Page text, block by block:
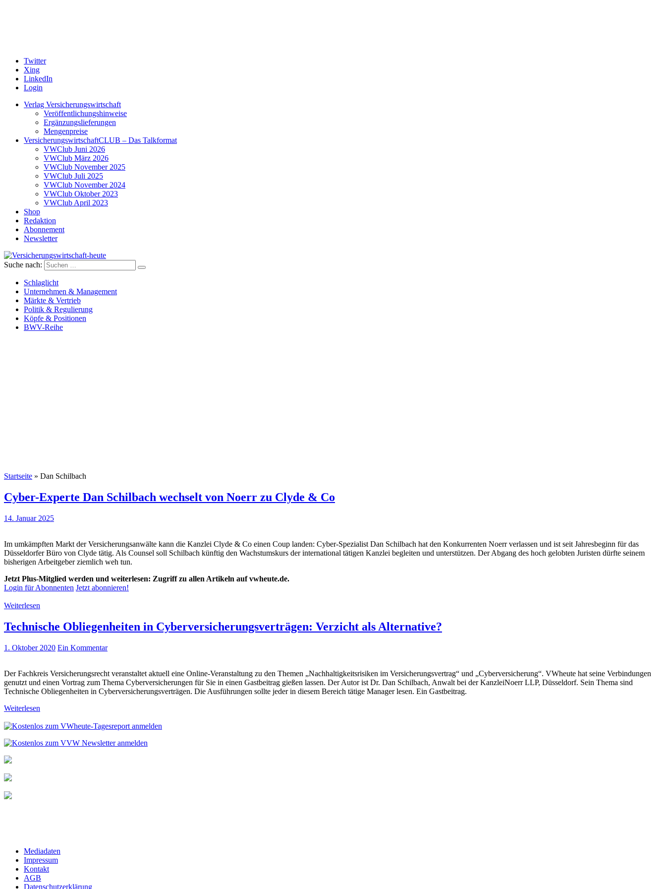
Twitter
Xing
LinkedIn
Login
Verlag Versicherungswirtschaft
Veröffentlichungshinweise
Ergänzungslieferungen
Mengenpreise
VersicherungswirtschaftCLUB – Das Talkformat
VWClub Juni 2026
VWClub März 2026
VWClub November 2025
VWClub Juli 2025
VWClub November 2024
VWClub Oktober 2023
VWClub April 2023
Shop
Redaktion
Abonnement
Newsletter
Versicherungswirtschaft-heute
Suche nach:
Schlaglicht
Unternehmen & Management
Märkte & Vertrieb
Politik & Regulierung
Köpfe & Positionen
BWV-Reihe
Startseite » Dan Schilbach
Cyber-Experte Dan Schilbach wechselt von Noerr zu Clyde & Co
14. Januar 2025
Im umkämpften Markt der Versicherungsanwälte kann die Kanzlei Clyde & Co einen Coup landen: Cyber-Spezialist Dan Schilbach hat den Konkurrenten Noerr verlassen und ist seit Jahresbeginn für das
Düsseldorfer Büro von Clyde tätig. Als Counsel soll Schilbach künftig den Wachstumskurs der international tätigen Kanzlei begleiten und unterstützen. Der Abgang des hoch gelobten Juristen dürfte seinem
bisherigen Arbeitgeber ziemlich weh tun.
Jetzt Plus-Mitglied werden und weiterlesen: Zugriff zu allen Artikeln auf vwheute.de.
Login für Abonnenten Jetzt abonnieren!
Weiterlesen
Technische Obliegenheiten in Cyberversicherungsverträgen: Verzicht als Alternative?
1. Oktober 2020 Ein Kommentar
Der Fachkreis Versicherungsrecht veranstaltet aktuell eine Online-Veranstaltung zu den Themen „Nachhaltigkeitsrisiken im Versicherungsvertrag“ und „Cyberversicherung“. VWheute hat seine Verbindungen
genutzt und einen Vortrag zum Thema Cyberversicherungen für Sie in einen Gastbeitrag gießen lassen. Der Autor ist Dr. Dan Schilbach, Anwalt bei der KanzleiNoerr LLP, Düsseldorf. Sein Thema sind
Technische Obliegenheiten in Cyberversicherungsverträgen. Die Ausführungen sollte jeder in diesem Bereich tätige Manager lesen. Ein Gastbeitrag.
Weiterlesen
Mediadaten
Impressum
Kontakt
AGB
Datenschutzerklärung